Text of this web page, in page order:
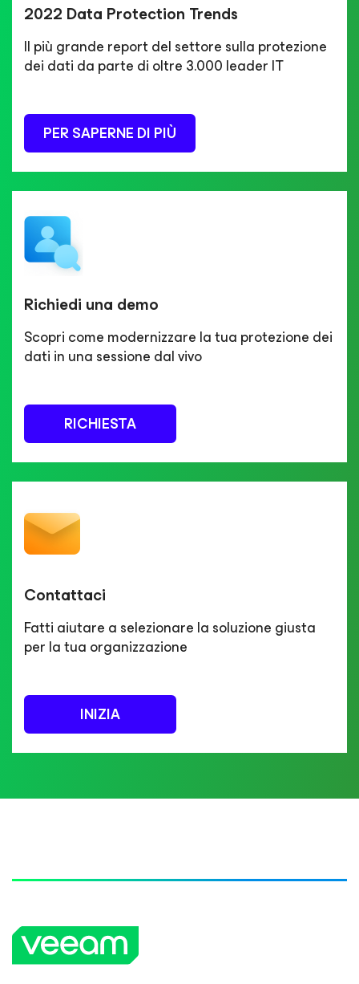
2022 Data Protection Trends
Il più grande report del settore sulla protezione
dei dati da parte di oltre 3.000 leader IT
PER SAPERNE DI PIÙ
Richiedi una demo
Scopri come modernizzare la tua protezione dei
dati in una sessione dal vivo
RICHIESTA
Contattaci
Fatti aiutare a selezionare la soluzione giusta
per la tua organizzazione
INIZIA